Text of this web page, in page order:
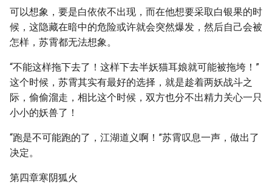
可以想象，要是白依依不出现，而在他想要采取白银果的时
候，这隐藏在暗中的危险或许就会突然爆发，然后自己会被
怎样，苏霄都无法想象。
“不能这样拖下去了！这样下去半妖猫耳娘就可能被拖垮！”
这个时候，苏霄其实有最好的选择，就是趁着两妖战斗之
际，偷偷溜走，相比这个时候，双方也分不出精力关心一只
小小的妖兽了！
“跑是不可能跑的了，江湖道义啊！”苏霄叹息一声，做出了
决定。
第四章寒阴狐火